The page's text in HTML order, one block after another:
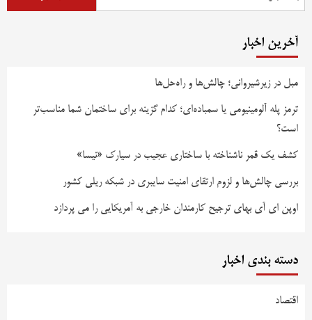
آخرین اخبار
مبل در زیرشیروانی؛ چالش‌ها و راه‌حل‌ها
ترمز پله آلومینیومی یا سمباده‌ای؛ کدام گزینه برای ساختمان شما مناسب‌تر
است؟
کشف یک قمر ناشناخته با ساختاری عجیب در سیارک «نیسا»
بررسی چالش‌ها و لزوم ارتقای امنیت سایبری در شبکه ریلی کشور
اوپن ای آی بهای ترجیح کارمندان خارجی به آمریکایی را می پردازد
دسته بندی اخبار
اقتصاد